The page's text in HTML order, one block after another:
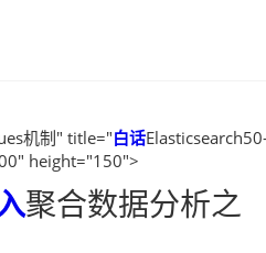
机制" title="白话
height="150">
聚合数据分析之